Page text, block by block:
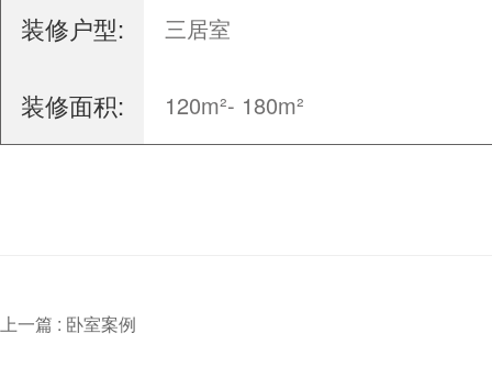
装修户型: 三居室
装修面积: 120m²- 180m²
上一篇 : 卧室案例